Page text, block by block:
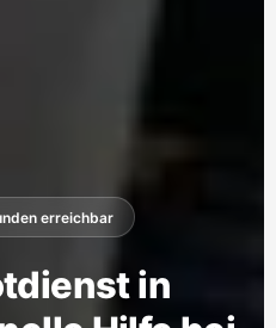
erreichbar
in